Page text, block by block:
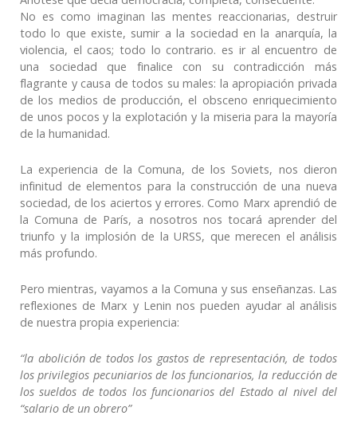
No es como imaginan las mentes reaccionarias, destruir
todo lo que existe, sumir a la sociedad en la anarquía, la
violencia, el caos; todo lo contrario. es ir al encuentro de
una sociedad que finalice con su contradicción más
flagrante y causa de todos su males: la apropiación privada
de los medios de producción, el obsceno enriquecimiento
de unos pocos y la explotación y la miseria para la mayoría
de la humanidad.
La experiencia de la Comuna, de los Soviets, nos dieron
infinitud de elementos para la construcción de una nueva
sociedad, de los aciertos y errores. Como Marx aprendió de
la Comuna de París, a nosotros nos tocará aprender del
triunfo y la implosión de la URSS, que merecen el análisis
más profundo.
Pero mientras, vayamos a la Comuna y sus enseñanzas. Las
reflexiones de Marx y Lenin nos pueden ayudar al análisis
de nuestra propia experiencia:
“la abolición de todos los gastos de representación, de todos
los privilegios pecuniarios de los funcionarios, la reducción de
los sueldos de todos los funcionarios del Estado al nivel del
“salario de un obrero”